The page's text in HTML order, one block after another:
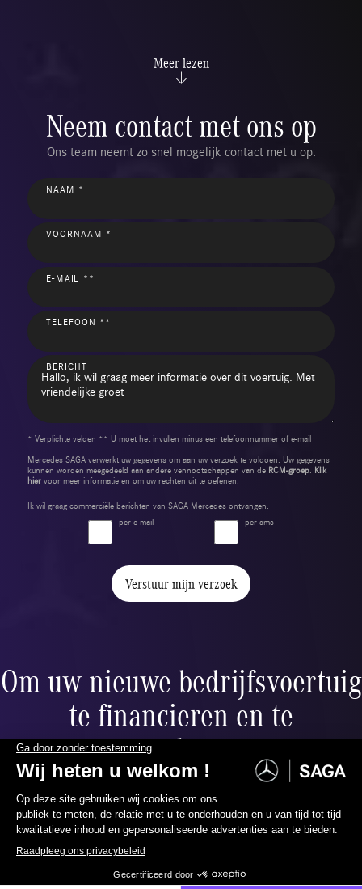
067 88 99 00
Meer lezen
Neem contact met ons op
Ons team neemt zo snel mogelijk contact met u op.
NAAM *
VOORNAAM *
E-MAIL **
TELEFOON **
BERICHT
* Verplichte velden ** U moet het invullen minus een telefoonnummer of e-mail
Mercedes SAGA verwerkt uw gegevens om aan uw verzoek te voldoen. Uw gegevens
kunnen worden meegedeeld aan andere vennootschappen van de RCM-groep. Klik
hiervoor meer informatie en om uw rechten uit te oefenen.
Ik wil graag commerciële berichten van SAGA Mercedes ontvangen.
per e-mail
per sms
Verstuur mijn verzoek
Om uw nieuwe bedrijfsvoertuig
te financieren en te
verzekeren,
bieden wij u:
Financiering